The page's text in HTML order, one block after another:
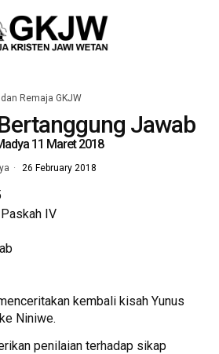
Remaja GKJW
Jawab
11 Maret 2018
26 February 2018
IV
kembali kisah Yunus
Niniwe.
penilaian terhadap sikap